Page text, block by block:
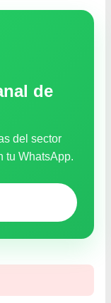
de
del sector
tu WhatsApp.